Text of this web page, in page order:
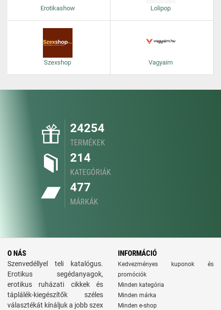
Erotikashow Lolipop
Szexshop Vagyaim
24254
TERMÉKEK
214
KATEGÓRIÁK
477
MÁRKÁK
O NÁS
Szenvedéllyel teli katalógus.
Erotikus segédanyagok,
erotikus ruházati cikkek és
táplálék-kiegészítők széles
választékát kínáljuk a jobb szex
INFORMÁCIÓ
Kedvezményes kuponok és
promóciók
Minden kategória
Minden márka
Minden e-shop